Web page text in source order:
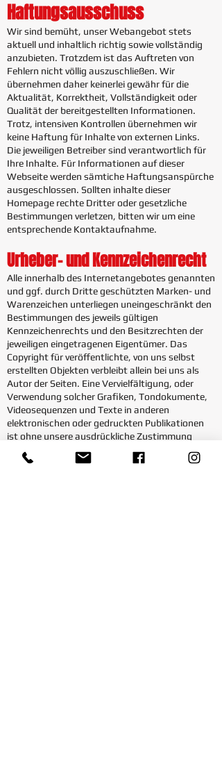
Haftungsausschuss
Wir sind bemüht, unser Webangebot stets
aktuell und inhaltlich richtig sowie vollständig
anzubieten. Trotzdem ist das Auftreten von
Fehlern nicht völlig auszuschließen. Wir
übernehmen daher keinerlei gewähr für die
Aktualität, Korrektheit, Vollständigkeit oder
Qualität der bereitgestellten Informationen.
Trotz, intensiven Kontrollen übernehmen wir
keine Haftung für Inhalte von externen Links.
Die jeweiligen Betreiber sind verantwortlich für
Ihre Inhalte. Für Informationen auf dieser
Webseite werden sämtiche Haftungsanspürche
ausgeschlossen. Sollten inhalte dieser
Homepage rechte Dritter oder gesetzliche
Bestimmungen verletzen, bitten wir um eine
entsprechende Kontaktaufnahme.
Urheber- und Kennzeichenrecht
Alle innerhalb des Internetangebotes genannten
und ggf. durch Dritte geschützten Marken- und
Warenzeichen unterliegen uneingeschränkt den
Bestimmungen des jeweils gültigen
Kennzeichenrechts und den Besitzrechten der
jeweiligen eingetragenen Eigentümer. Das
Copyright für veröffentlichte, von uns selbst
erstellten Objekten verbleibt allein bei uns als
Autor der Seiten. Eine Vervielfältigung, oder
Verwendung solcher Grafiken, Tondokumente,
Videosequenzen und Texte in anderen
elektronischen oder gedruckten Publikationen
ist ohne unsere ausdrückliche Zustimmung
nicht gestattet.